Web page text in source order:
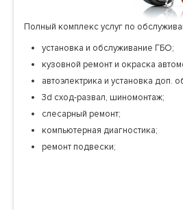
Полный комплекс услуг по
установка и обслуживание ГБО;
кузовной ремонт и окраска
автоэлектрика и установка доп.
3d сход-развал, шиномонтаж;
слесарный ремонт;
компьютерная диагностика;
ремонт подвески;